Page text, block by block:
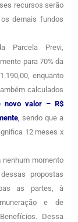
recursos serão
demais fundos
Parcela Previ,
para 70% da
enquanto
calculados
novo valor – R$
, sendo que a
12 meses x
nenhum momento
propostas
as partes, à
e de
Dessa